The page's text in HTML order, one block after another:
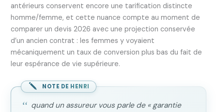
antérieurs conservent encore une tarification distincte
homme/femme, et cette nuance compte au moment de
comparer un devis 2026 avec une projection conservée
d’un ancien contrat : les femmes y voyaient
mécaniquement un taux de conversion plus bas du fait de
leur espérance de vie supérieure.
NOTE DE HENRI
quand un assureur vous parle de « garantie